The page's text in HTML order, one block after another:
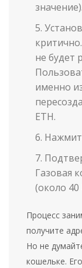
значение).
не будет
именно
ETH.
Газовая
(около 40
Процесс
получите
Но не
кошельке.